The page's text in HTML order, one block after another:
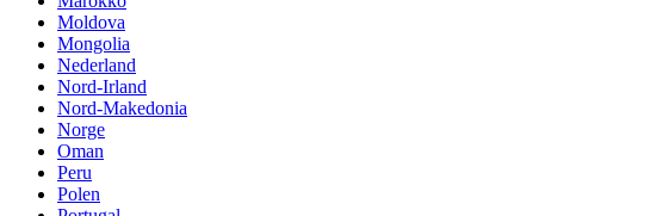
Moldova
Mongolia
Nederland
Nord-Irland
Nord-Makedonia
Norge
Oman
Peru
Polen